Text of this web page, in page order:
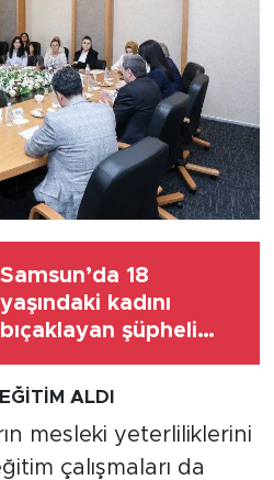
Samsun’da 18
yaşındaki kadını
bıçaklayan şüpheli
ALDI
mesleki yeterliliklerini
çalışmaları da